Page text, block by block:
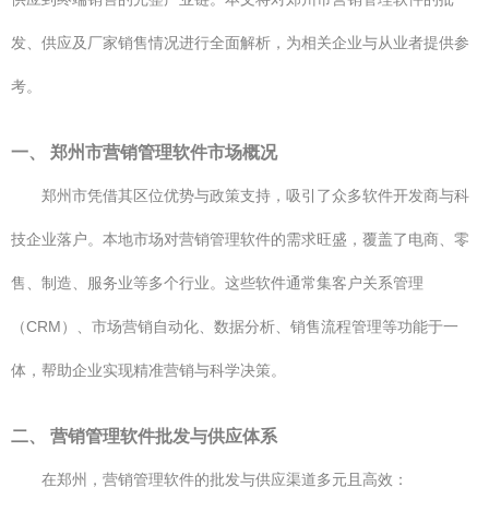
发、供应及厂家销售情况进行全面解析，为相关企业与从业者提供参
考。
一、 郑州市营销管理软件市场概况
郑州市凭借其区位优势与政策支持，吸引了众多软件开发商与科
技企业落户。本地市场对营销管理软件的需求旺盛，覆盖了电商、零
售、制造、服务业等多个行业。这些软件通常集客户关系管理
（CRM）、市场营销自动化、数据分析、销售流程管理等功能于一
体，帮助企业实现精准营销与科学决策。
二、 营销管理软件批发与供应体系
在郑州，营销管理软件的批发与供应渠道多元且高效：